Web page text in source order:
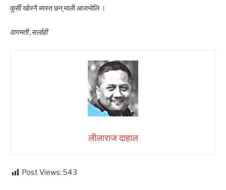
कुर्सी खोस्नै ब्यस्त छन् माली आजभोलि ।
वागमती ,सर्लाही
लीलाराज दाहाल
Post Views: 543